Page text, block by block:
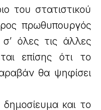
του στατιστικού
πρωθυπουργός
όλες τις άλλες
επίσης ότι το
θα ψηφίσει
και το